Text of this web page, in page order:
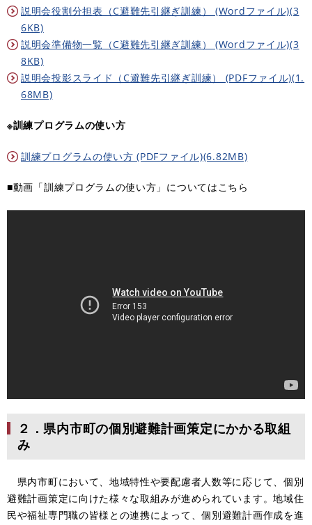
説明会役割分担表（C避難先引継ぎ訓練） (Wordファイル)(3
6KB)
説明会準備物一覧（C避難先引継ぎ訓練） (Wordファイル)(3
8KB)
説明会投影スライド（C避難先引継ぎ訓練） (PDFファイル)(1.
68MB)
※訓練プログラムの使い方
訓練プログラムの使い方 (PDFファイル)(6.82MB)
■動画「訓練プログラムの使い方」についてはこちら
２．県内市町の個別避難計画策定にかかる取組
み
県内市町において、地域特性や要配慮者人数等に応じて、個別
避難計画策定に向けた様々な取組みが進められています。地域住
民や福祉専門職の皆様との連携によって、個別避難計画作成を進